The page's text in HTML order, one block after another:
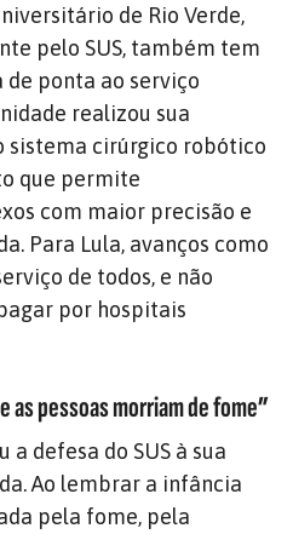
de Rio Verde,
pelo SUS, também tem
ponta ao serviço
realizou sua
sistema cirúrgico robótico
que permite
com maior precisão e
Para Lula, avanços como
de todos, e não
por hospitais
as pessoas morriam de fome”
defesa do SUS à sua
Ao lembrar a infância
pela fome, pela